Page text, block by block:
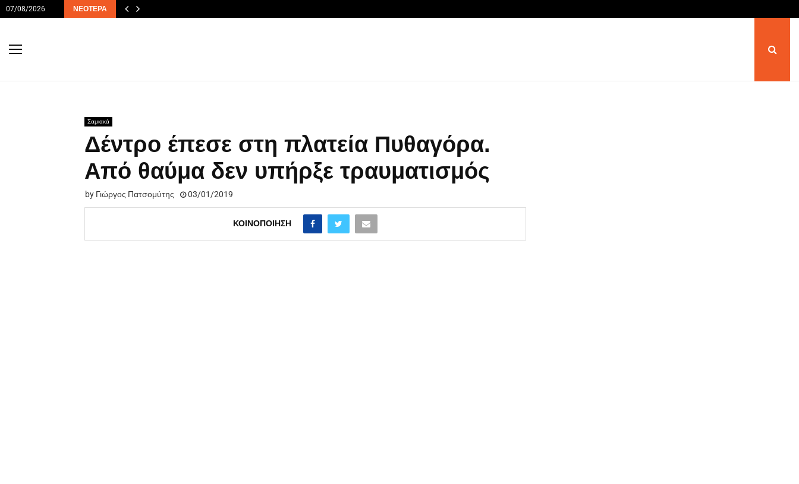
07/08/2026 ΝΕΌΤΕΡΑ
Σαμιακά
Δέντρο έπεσε στη πλατεία Πυθαγόρα.
Από θαύμα δεν υπήρξε τραυματισμός
by Γιώργος Πατσομύτης 03/01/2019
ΚΟΙΝΟΠΟΊΗΣΗ